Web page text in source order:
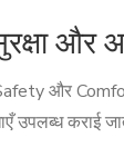
और
और
उपलब्ध कराई